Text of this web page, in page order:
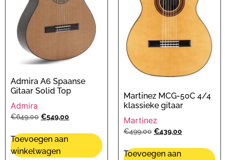
Admira A6 Spaanse
Gitaar Solid Top
Admira
€649,00 €549,00
Toevoegen aan
winkelwagen
Martinez MCG-50C 4/4
klassieke gitaar
Martinez
€499,00 €439,00
Toevoegen aan